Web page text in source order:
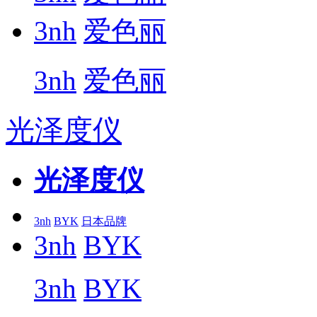
3nh 爱色丽
3nh 爱色丽
光泽度仪
光泽度仪
3nh BYK 日本品牌
3nh BYK
3nh BYK